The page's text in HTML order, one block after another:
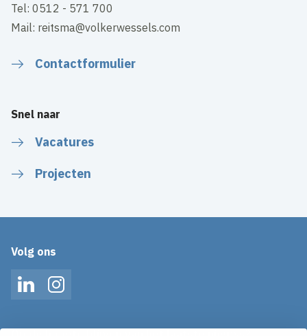
Tel: 0512 - 571 700
Mail: reitsma@volkerwessels.com
Contactformulier
Snel naar
Vacatures
Projecten
Volg ons
LinkedInInstagram